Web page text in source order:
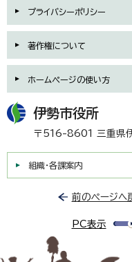
プライバシーポリシー
著作権について
ホームページの使い方
伊勢市役所
〒516-8601 三重県
組織・各課案内
前のページへ
PC表示